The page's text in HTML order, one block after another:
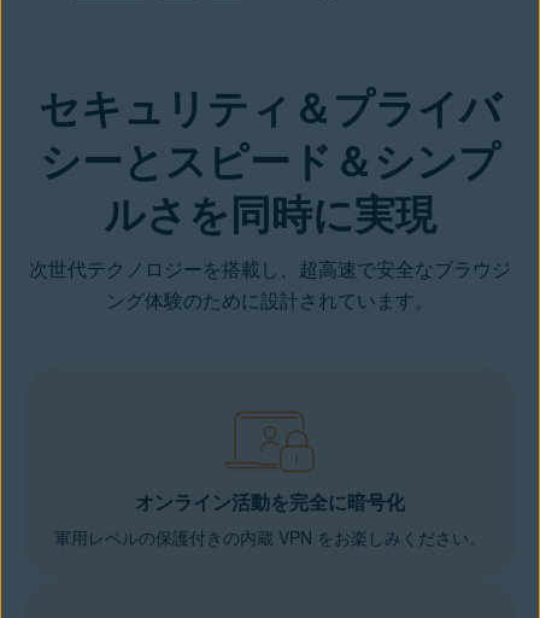
セキュリティ＆プライバ
シーとスピード＆シンプ
ルさを同時に実現
次世代テクノロジーを搭載し、超高速で安全なブラウジ
ング体験のために設計されています。
オンライン活動を完全に暗号化
軍用レベルの保護付きの内蔵 VPN をお楽しみください。